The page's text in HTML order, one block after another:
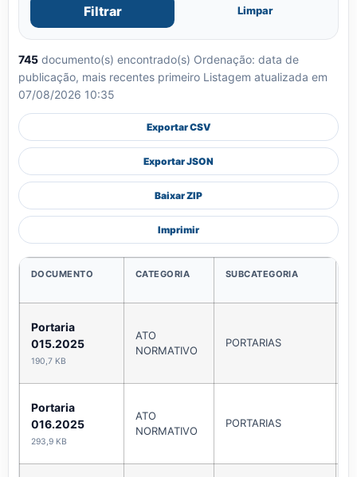
Filtrar Limpar
745 documento(s) encontrado(s) Ordenação: data de
publicação, mais recentes primeiro Listagem atualizada em
07/08/2026 10:35
Exportar CSV
Exportar JSON
Baixar ZIP
Imprimir
DOCUMENTO CATEGORIA SUBCATEGORIA
Portaria
015.2025
190,7 KB
ATO
NORMATIVO
PORTARIAS
Portaria
016.2025
293,9 KB
ATO
NORMATIVO
PORTARIAS